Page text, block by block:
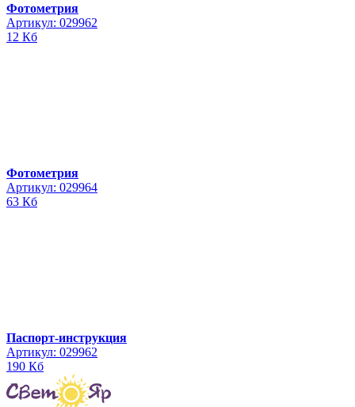
Фотометрия
Артикул: 029962
12 Кб
Фотометрия
Артикул: 029964
63 Кб
Паспорт-инструкция
Артикул: 029962
190 Кб